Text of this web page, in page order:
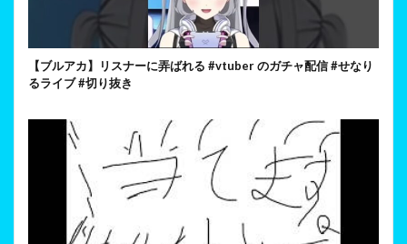
【ブルアカ】リスナーに弄ばれる #vtuber のガチャ配信 #せなり
るライブ #切り抜き